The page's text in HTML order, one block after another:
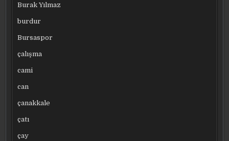
Burak Yılmaz
burdur
Bursaspor
çalışma
cami
can
çanakkale
çatı
çay